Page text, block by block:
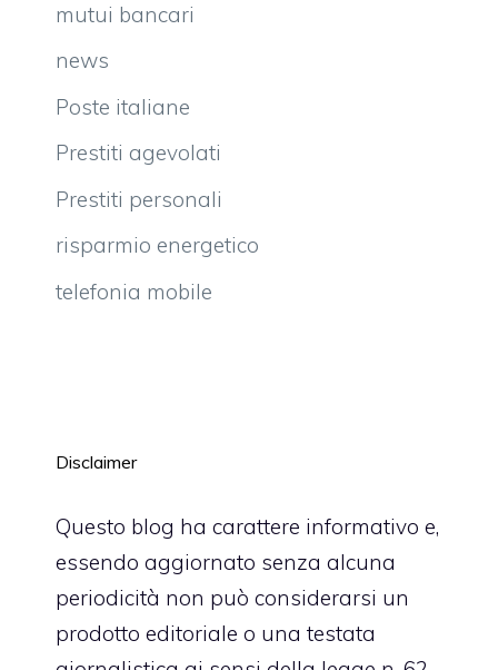
mutui bancari
news
Poste italiane
Prestiti agevolati
Prestiti personali
risparmio energetico
telefonia mobile
Disclaimer
Questo blog ha carattere informativo e,
essendo aggiornato senza alcuna
periodicità non può considerarsi un
prodotto editoriale o una testata